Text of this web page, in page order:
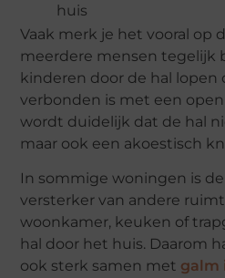
huis
Vaak merk je het vooral op
meerdere mensen tegelijk
kinderen door de hal lopen
verbonden is met een open
wordt duidelijk dat de hal
maar ook een akoestisch
In sommige woningen is
versterker van andere
woonkamer, keuken of
hal door het huis. Daarom
ook sterk samen met galm